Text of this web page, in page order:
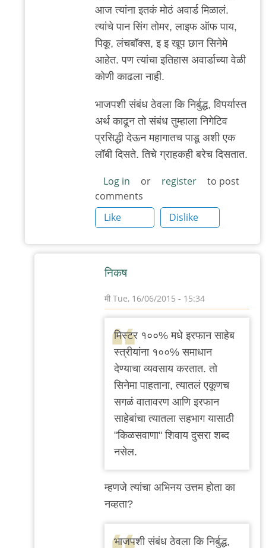
by
मी
आज त्यांना इतकं मोठं अवार्ड मिळालं.
त्यांचे पान सिंग तोमर, लाइफ ऑफ पाय,
पिकू, लंचबॉक्स, इ इ खूप छान सिनेमे
आहेत. पण त्यांचा इतिहास अवार्डाच्या वेळी
कोणी काढला नाही.
भाजपशी संबंध ठेवला कि निर्बुद्ध, विपर्यास्त
अर्थ काढून तो संबंध तुम्हाला निगेटिव
प्रसिद्धी देऊन महागातच पाडू अशी एक
लॉबी दिसते. तिचे ग्राहकही बरेच दिसतात.
Log in or register
to post
comments
Like
Dislike
निकष
मी Tue, 16/06/2015 - 15:34
In
reply
to
मिस्टर
१००%
मधे
इरफान
साहेब
by
मिस्टर १००% मधे इरफान साहेब
स्त्रीयांना १००% समाधान
देण्याचा व्यवसाय करतात. तो
सिनेमा पाहताना, त्यातलं एकूणच
सगळं वातावरण आणि इरफान
साहेबांचा त्यातला सहभाग यासाठी
"किळसवाणा" शिवाय दुसरा शब्द
नसेल.
म्हणजे त्यांचा अभिनय उत्तम होता का
नव्हता?
भाजपशी संबंध ठेवला कि निर्बुद्ध,